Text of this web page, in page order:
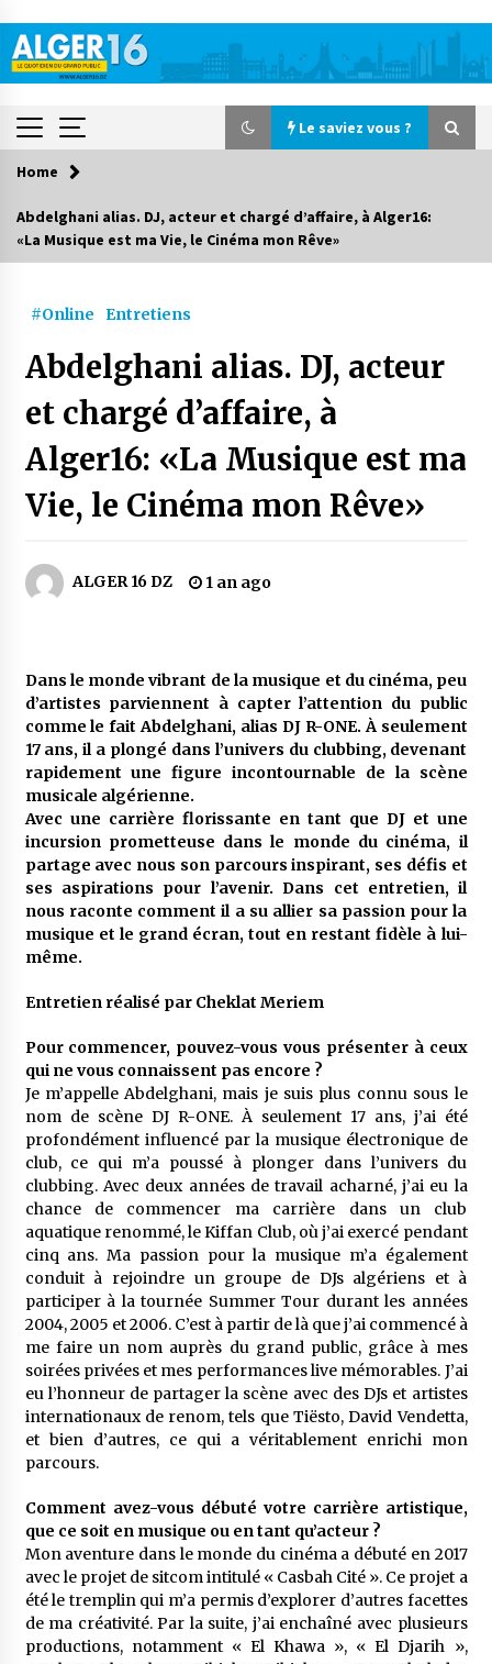
content
Le saviez vous ?
Le saviez vous ?
Accidents de la circulation : 11 décès et 243
Début des camps d’été pour un deuxième
groupe d’enfants autistes
3 jours ago
Parking de la Promenade des Sablettes : Mis en
service de bornes automatiques
4 jours ago
ayants droit
officiels sur les réseaux sociaux
1 semaine ago
Droit de change : Le CPA lance une carte VISA
dédiée aux voyages à l’étranger
1 semaine ago
En service à partir du 1er août prochain :
Lancement de la plateforme numérique dédiée
à l’importation
2 semaines ago
meilleur prêche du vendredi
Droit à l’affiliation au régime national de
retraite : Coup d’envoi d’une campagne de
sensibilisation au profit de la communauté
nationale à l’étranger
2 semaines ago
Lancement d’une campagne nationale de
sensibilisation sur la lutte contre le travail
informel
3 semaines ago
Première voiture de course conçue et
fabriquée localement : Une équipe d’étudiants
algériens participe à une compétition
internationale
3 semaines ago
Université Alger 3 : Lancement d’un master à
cursus intégré à la licence en communication
en langue amazighe
3 semaines ago
Home
Abdelghani alias. DJ, acteur et chargé d’affaire, à Alger16:
«La Musique est ma Vie, le Cinéma mon Rêve»
#Online Entretiens
Abdelghani alias. DJ, acteur
et chargé d’affaire, à
Alger16: «La Musique est ma
Vie, le Cinéma mon Rêve»
ALGER 16 DZ 1 an ago
Dans le monde vibrant de la musique et du cinéma, peu
d’artistes parviennent à capter l’attention du public
comme le fait Abdelghani, alias DJ R-ONE. À seulement
17 ans, il a plongé dans l’univers du clubbing, devenant
rapidement une figure incontournable de la scène
musicale algérienne.
Avec une carrière florissante en tant que DJ et une
incursion prometteuse dans le monde du cinéma, il
partage avec nous son parcours inspirant, ses défis et
ses aspirations pour l’avenir. Dans cet entretien, il
nous raconte comment il a su allier sa passion pour la
musique et le grand écran, tout en restant fidèle à lui-
même.
Entretien réalisé par Cheklat Meriem
Pour commencer, pouvez-vous vous présenter à ceux
qui ne vous connaissent pas encore ?
Je m’appelle Abdelghani, mais je suis plus connu sous le
nom de scène DJ R-ONE. À seulement 17 ans, j’ai été
profondément influencé par la musique électronique de
club, ce qui m’a poussé à plonger dans l’univers du
clubbing. Avec deux années de travail acharné, j’ai eu la
chance de commencer ma carrière dans un club
aquatique renommé, le Kiffan Club, où j’ai exercé pendant
cinq ans. Ma passion pour la musique m’a également
conduit à rejoindre un groupe de DJs algériens et à
participer à la tournée Summer Tour durant les années
2004, 2005 et 2006. C’est à partir de là que j’ai commencé à
me faire un nom auprès du grand public, grâce à mes
soirées privées et mes performances live mémorables. J’ai
eu l’honneur de partager la scène avec des DJs et artistes
internationaux de renom, tels que Tiësto, David Vendetta,
et bien d’autres, ce qui a véritablement enrichi mon
parcours.
Comment avez-vous débuté votre carrière artistique,
que ce soit en musique ou en tant qu’acteur ?
Mon aventure dans le monde du cinéma a débuté en 2017
avec le projet de sitcom intitulé « Casbah Cité ». Ce projet a
été le tremplin qui m’a permis d’explorer d’autres facettes
de ma créativité. Par la suite, j’ai enchaîné avec plusieurs
productions, notamment « El Khawa », « El Djarih »,